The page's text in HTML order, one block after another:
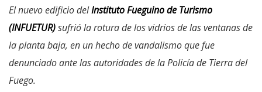
El nuevo edificio delInstituto Fueguino de Turismo
(INFUETUR)sufrió la rotura de los vidrios de las ventanas de
la planta baja, en un hecho de vandalismo que fue
denunciado ante las autoridades de la Policía de Tierra del
Fuego.